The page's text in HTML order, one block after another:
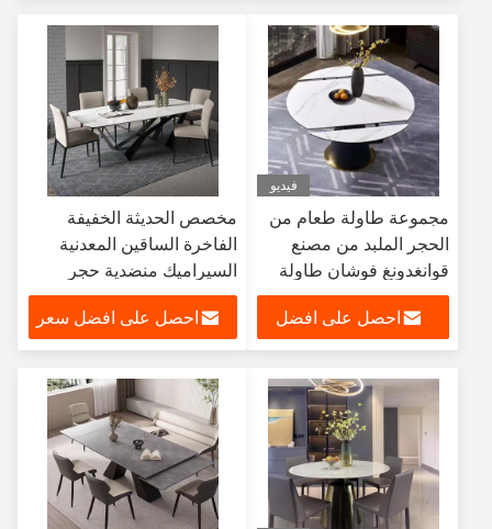
فيديو
مجموعة طاولة طعام من
الحجر الملبد من مصنع
قوانغدونغ فوشان طاولة
طعام قابلة للتمديد لـ 8
كراسي بقاعدة من الفولاذ
الكربوني
احصل على افضل
مخصص الحديثة الخفيفة
الفاخرة الساقين المعدنية
السيراميك منضدية حجر
متكلس أثاث غرفة الطعام
طاولة طعام رخامية مجموعة
طاولة طعام حديثة
احصل على افضل سعر